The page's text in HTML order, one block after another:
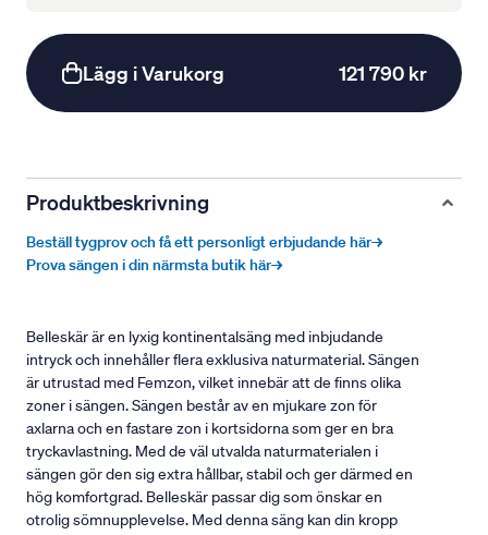
Lägg i Varukorg 121 790 kr
Produktbeskrivning
Beställ tygprov och få ett personligt erbjudande här→
Prova sängen i din närmsta butik här→
Belleskär är en lyxig kontinentalsäng med inbjudande
intryck och innehåller flera exklusiva naturmaterial. Sängen
är utrustad med Femzon, vilket innebär att de finns olika
zoner i sängen. Sängen består av en mjukare zon för
axlarna och en fastare zon i kortsidorna som ger en bra
tryckavlastning. Med de väl utvalda naturmaterialen i
sängen gör den sig extra hållbar, stabil och ger därmed en
hög komfortgrad. Belleskär passar dig som önskar en
otrolig sömnupplevelse. Med denna säng kan din kropp